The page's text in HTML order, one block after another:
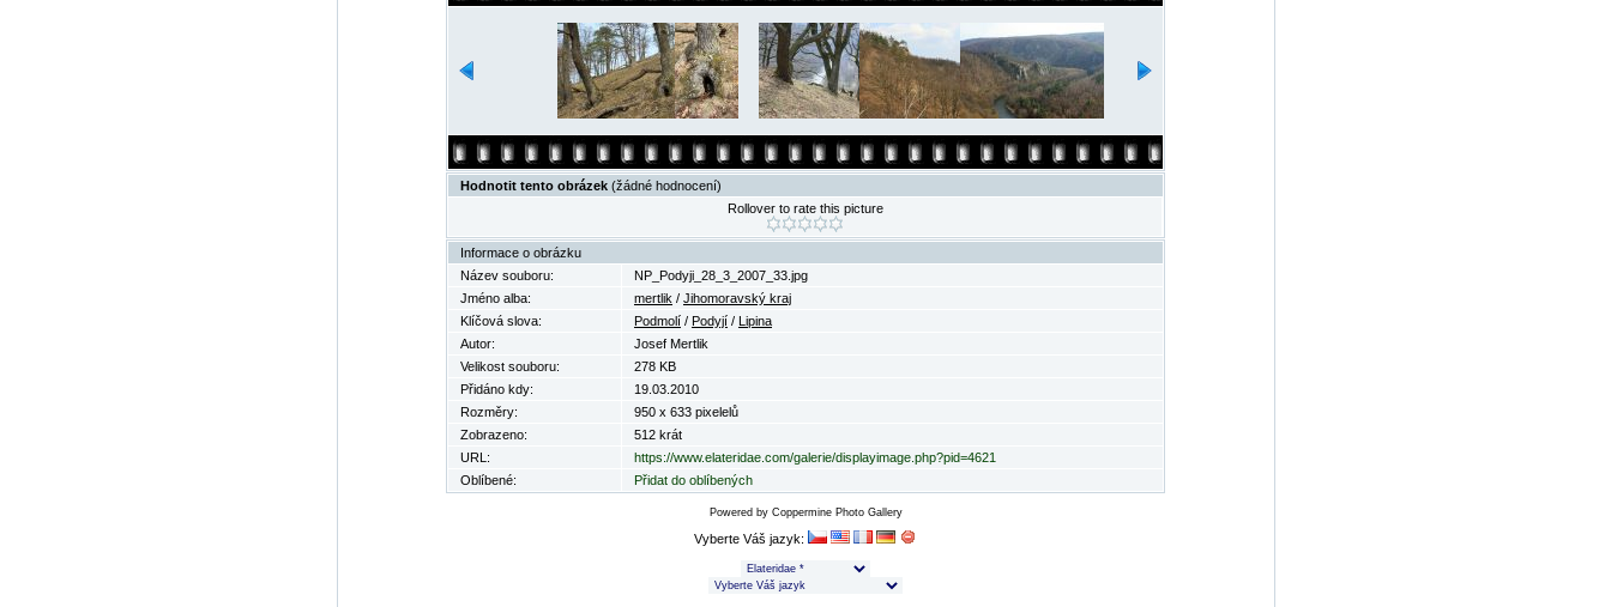
Hodnotit tento obrázek (žádné hodnocení)
Rollover to rate this picture
Informace o obrázku
Název souboru:
NP_Podyji_28_3_2007_33.jpg
Jméno alba:
mertlik / Jihomoravský kraj
Klíčová slova:
Podmolí / Podyjí / Lipina
Autor:
Josef Mertlik
Velikost souboru:
278 KB
Přidáno kdy:
19.03.2010
Rozměry:
950 x 633 pixelelů
Zobrazeno:
512 krát
URL:
https://www.elateridae.com/galerie/displayimage.php?pid=4621
Oblíbené:
Přidat do oblíbených
Powered by Coppermine Photo Gallery
Vyberte Váš jazyk: